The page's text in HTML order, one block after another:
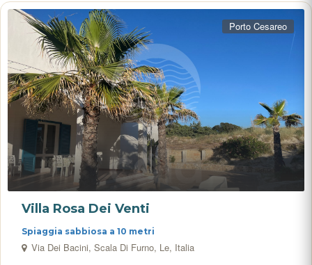
Porto Cesareo
Villa Rosa Dei Venti
Spiaggia sabbiosa a 10 metri
Via Dei Bacini, Scala Di Furno, Le, Italia